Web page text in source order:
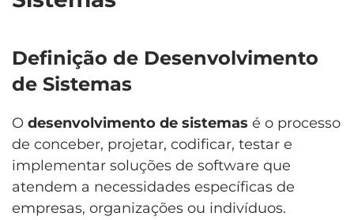
Definição de Desenvolvimento
de Sistemas
O desenvolvimento de sistemas é o processo
de conceber, projetar, codificar, testar e
implementar soluções de software que
atendem a necessidades específicas de
empresas, organizações ou indivíduos.